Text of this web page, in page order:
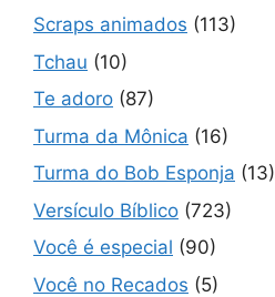
Scraps animados (113)
Tchau (10)
Te adoro (87)
Turma da Mônica (16)
Turma do Bob Esponja (13)
Versículo Bíblico (723)
Você é especial (90)
Você no Recados (5)